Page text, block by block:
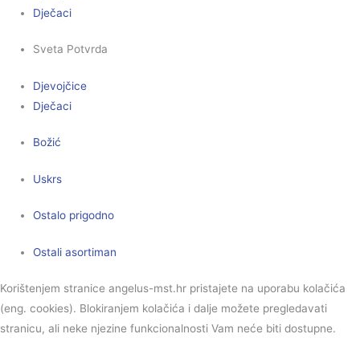
Dječaci
Sveta Potvrda
Djevojčice
Dječaci
Božić
Uskrs
Ostalo prigodno
Ostali asortiman
Korištenjem stranice angelus-mst.hr pristajete na uporabu kolačića
(eng. cookies). Blokiranjem kolačića i dalje možete pregledavati
stranicu, ali neke njezine funkcionalnosti Vam neće biti dostupne.